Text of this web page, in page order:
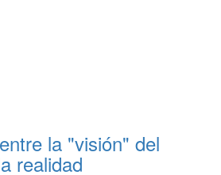
la "visión" del
realidad